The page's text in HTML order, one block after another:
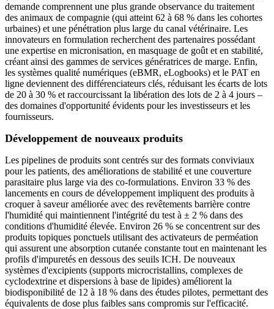
demande comprennent une plus grande observance du traitement
des animaux de compagnie (qui atteint 62 à 68 % dans les cohortes
urbaines) et une pénétration plus large du canal vétérinaire. Les
innovateurs en formulation recherchent des partenaires possédant
une expertise en micronisation, en masquage de goût et en stabilité,
créant ainsi des gammes de services génératrices de marge. Enfin,
les systèmes qualité numériques (eBMR, eLogbooks) et le PAT en
ligne deviennent des différenciateurs clés, réduisant les écarts de lots
de 20 à 30 % et raccourcissant la libération des lots de 2 à 4 jours –
des domaines d'opportunité évidents pour les investisseurs et les
fournisseurs.
Développement de nouveaux produits
Les pipelines de produits sont centrés sur des formats conviviaux
pour les patients, des améliorations de stabilité et une couverture
parasitaire plus large via des co-formulations. Environ 33 % des
lancements en cours de développement impliquent des produits à
croquer à saveur améliorée avec des revêtements barrière contre
l'humidité qui maintiennent l'intégrité du test à ± 2 % dans des
conditions d'humidité élevée. Environ 26 % se concentrent sur des
produits topiques ponctuels utilisant des activateurs de perméation
qui assurent une absorption cutanée constante tout en maintenant les
profils d'impuretés en dessous des seuils ICH. De nouveaux
systèmes d'excipients (supports microcristallins, complexes de
cyclodextrine et dispersions à base de lipides) améliorent la
biodisponibilité de 12 à 18 % dans des études pilotes, permettant des
équivalents de dose plus faibles sans compromis sur l'efficacité.